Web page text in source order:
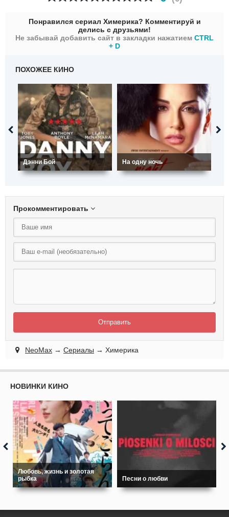
Понравился сериал Химерика? Комментируй и
делись с друзьями!
Не забывай добавить сайт в закладки нажатием CTRL
+ D
ПОХОЖЕЕ КИНО
Дэнни Бой На одну ночь
Прокомментировать
Отправить
NeoMax → Сериалы → Химерика
НОВИНКИ КИНО
Любовь, жизнь и золотая
рыбка
Песни о любви